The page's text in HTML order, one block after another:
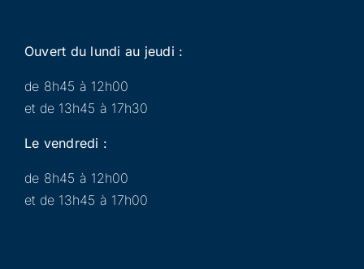
Ouvert du lundi au jeudi :
de 8h45 à 12h00
et de 13h45 à 17h30
Le vendredi :
de 8h45 à 12h00
et de 13h45 à 17h00